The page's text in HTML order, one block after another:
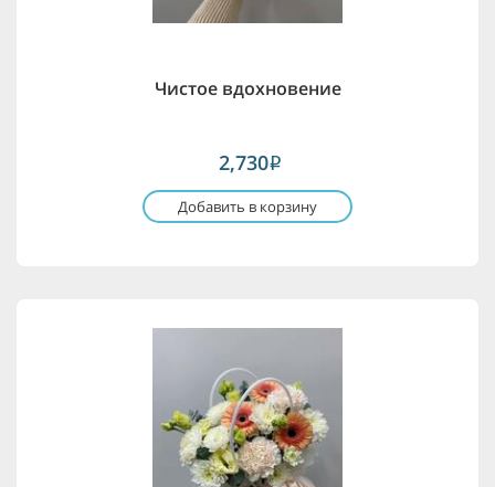
Чистое вдохновение
2,730i
Добавить в корзину